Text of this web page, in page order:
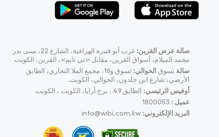
صالة عرض القرين:
غرب أبو فتيرة الهرافية، الشارع 22، مبنى بدر
محمد الميلام، أسواق القرين، مقابل «تي تايم»، القرين، الكويت
صالة تسوق الحوالي:
تسوق و16، مجمع الملا التجاري، الطابق
الأرضي، شارع ابن خلدون، الحوالي، الكويت.
أوفيس الرئيسي: الطابق 49 ، برج أرايا، الكويت ، الكويت
عميل : 1800053
البريد الإلكتروني: info@wibi.com.kw